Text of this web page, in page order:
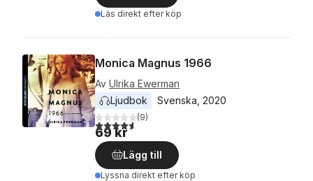
Läs direkt efter köp
Monica Magnus 1966
Av Ulrika Ewerman
Ljudbok
Svenska 2020
4,6utav 5 stjärnor. Totalt antal röster:
(9)
69 kr
Lägg till
Lyssna direkt efter köp